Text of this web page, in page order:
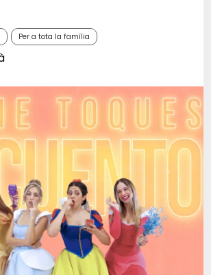
Per a tota la família